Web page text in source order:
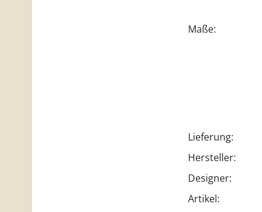
Maße:
Lieferung:
Hersteller:
Designer:
Artikel: